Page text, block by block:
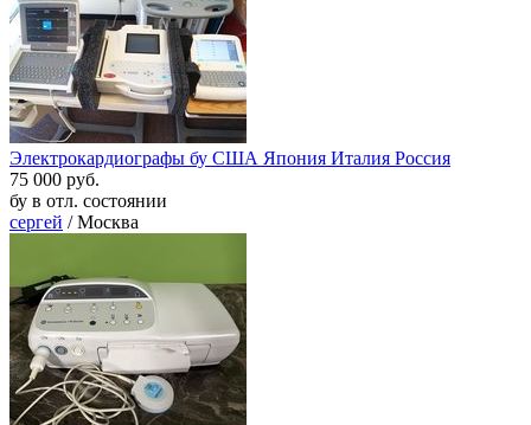
Электрокардиографы бу США Япония Италия Россия
75 000 руб.
бу в отл. состоянии
сергей / Москва